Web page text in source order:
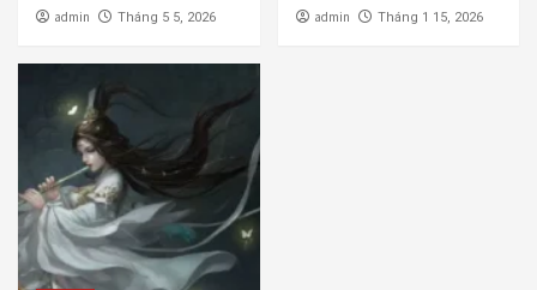
admin Tháng 5 5, 2026 admin Tháng 1 15, 2026